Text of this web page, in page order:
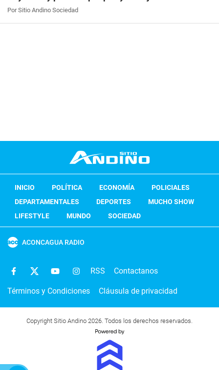
Por Sitio Andino Sociedad
INICIO POLÍTICA ECONOMÍA
POLICIALES
DEPARTAMENTALES
DEPORTES
MUCHO SHOW
LIFESTYLE
MUNDO SOCIEDAD
ACONCAGUA RADIO
RSS Contactanos
Términos y Condiciones Cláusula de privacidad
Copyright Sitio Andino 2026. Todos los derechos reservados.